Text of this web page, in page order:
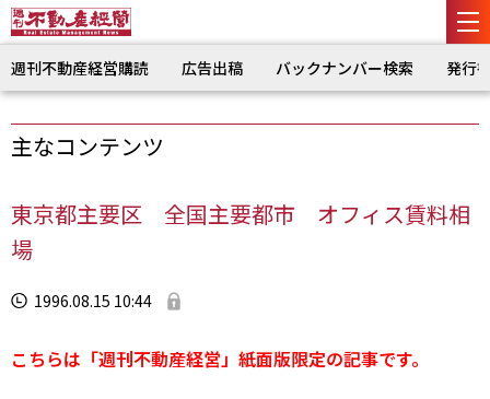
週刊不動産経営購読 広告出稿 バックナンバー検索 発行
主なコンテンツ
東京都主要区 全国主要都市 オフィス賃料相
場
1996.08.15 10:44
こちらは「週刊不動産経営」紙面版限定の記事です。